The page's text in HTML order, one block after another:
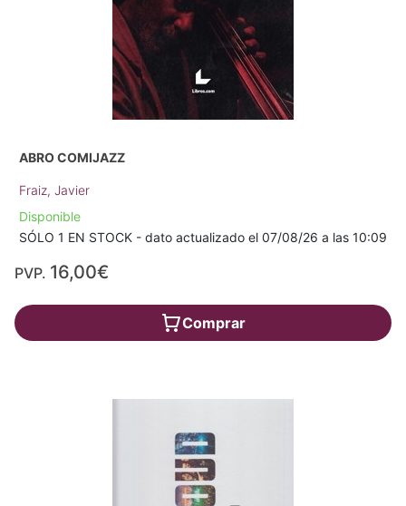
ABRO COMIJAZZ
Fraiz, Javier
Disponible
SÓLO 1 EN STOCK - dato actualizado el 07/08/26 a las 10:09
PVP. 16,00€
Comprar